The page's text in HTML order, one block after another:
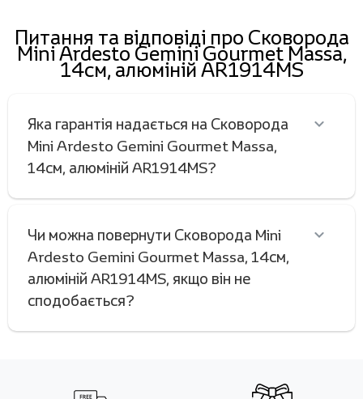
Питання та відповіді про Сковорода
Mini Ardesto Gemini Gourmet Massa,
14см, алюміній AR1914MS
Яка гарантія надається на Сковорода
Mini Ardesto Gemini Gourmet Massa,
14см, алюміній AR1914MS?
Чи можна повернути Сковорода Mini
Ardesto Gemini Gourmet Massa, 14см,
алюміній AR1914MS, якщо він не
сподобається?